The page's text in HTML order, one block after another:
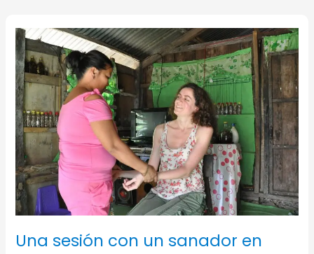
da
miedo”
(#21)
Una sesión con un sanador en